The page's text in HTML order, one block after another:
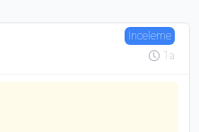
İnceleme
1a